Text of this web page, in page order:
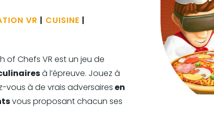
VR | CUISINE |
of Chefs VR est un jeu de
à l’épreuve. Jouez à
vous à de vrais adversaires en
vous proposant chacun ses